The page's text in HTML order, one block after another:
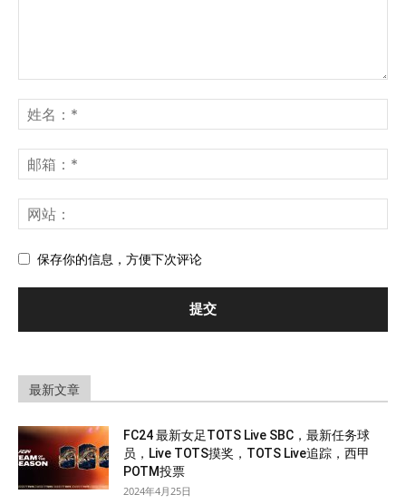
保存你的信息，方便下次评论
最新文章
FC24 最新女足TOTS Live SBC，最新任务球
员，Live TOTS摸奖，TOTS Live追踪，西甲
POTM投票
2024年4月25日